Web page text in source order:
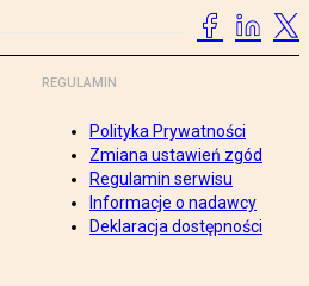
REGULAMIN
Polityka Prywatności
Zmiana ustawień zgód
Regulamin serwisu
Informacje o nadawcy
Deklaracja dostępności